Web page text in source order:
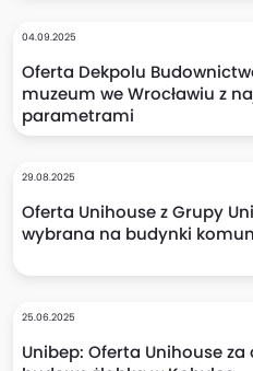
04.09.2025
Oferta Dekpolu
muzeum we Wrocławiu z
parametrami
29.08.2025
Oferta Unihouse z Grupy
wybrana na budynki
25.06.2025
Unibep: Oferta Unihouse za